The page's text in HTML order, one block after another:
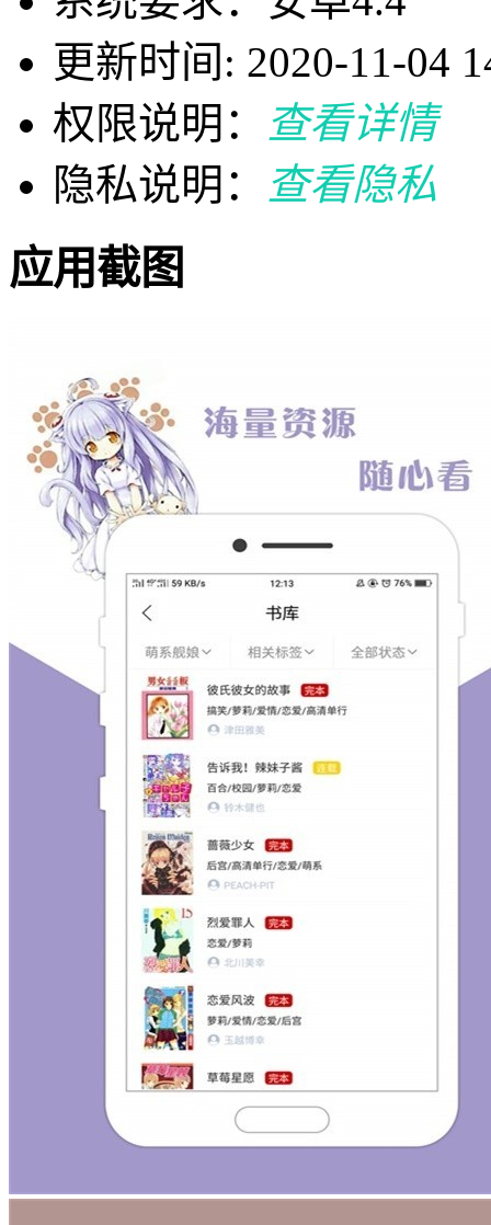
更新时间: 2020-11-04
权限说明：
查看详情
隐私说明：
查看隐私
应用截图